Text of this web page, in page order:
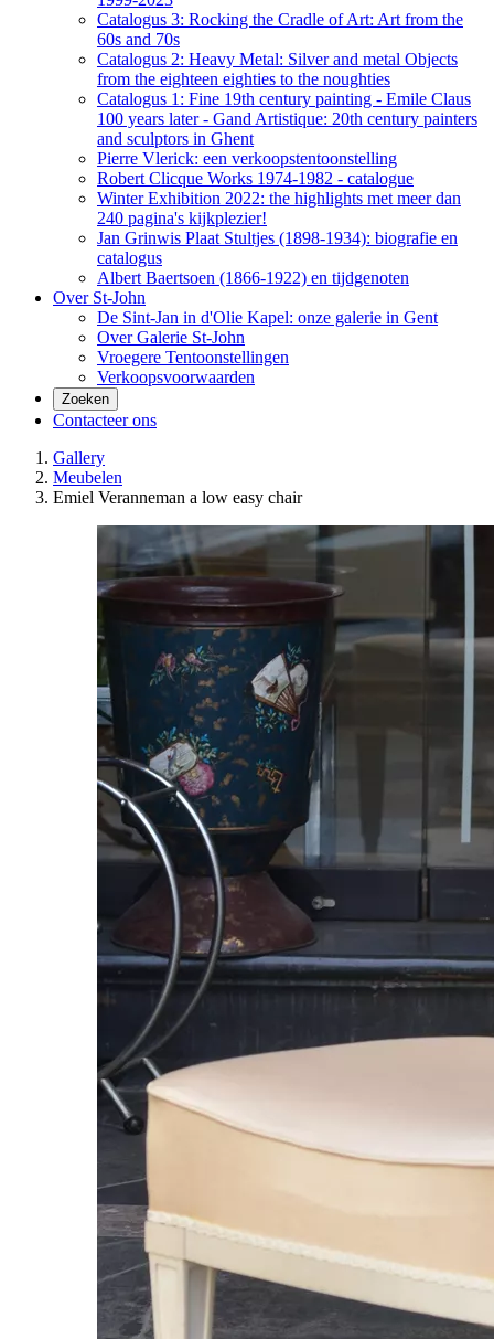
Catalogus 3: Rocking the Cradle of Art: Art from the
60s and 70s
Catalogus 2: Heavy Metal: Silver and metal Objects
from the eighteen eighties to the noughties
Catalogus 1: Fine 19th century painting - Emile Claus
100 years later - Gand Artistique: 20th century painters
and sculptors in Ghent
Pierre Vlerick: een verkoopstentoonstelling
Robert Clicque Works 1974-1982 - catalogue
Winter Exhibition 2022: the highlights met meer dan
240 pagina's kijkplezier!
Jan Grinwis Plaat Stultjes (1898-1934): biografie en
catalogus
Albert Baertsoen (1866-1922) en tijdgenoten
Over St-John
De Sint-Jan in d'Olie Kapel: onze galerie in Gent
Over Galerie St-John
Vroegere Tentoonstellingen
Verkoopsvoorwaarden
Zoeken
Contacteer ons
Gallery
Meubelen
Emiel Veranneman a low easy chair